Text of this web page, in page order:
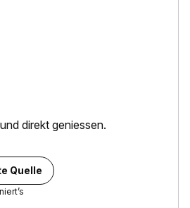
direkt geniessen.
Quelle